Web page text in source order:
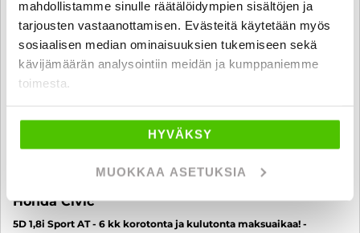
mahdollistamme sinulle räätälöidympien sisältöjen ja
tarjousten vastaanottamisen. Evästeitä käytetään myös
sosiaalisen median ominaisuuksien tukemiseen sekä
kävijämäärän analysointiin meidän ja kumppaniemme
toimesta.
HYVÄKSY
MUOKKAA ASETUKSIA
Honda Civic
5D 1,8i Sport AT - 6 kk korotonta ja kulutonta maksuaikaa! -